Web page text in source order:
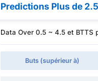
Predictions Plus de
Data Over 0.5 ~ 4.5 et BTTS
Buts (supérieur à)